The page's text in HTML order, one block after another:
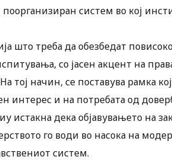
поорганизиран систем во кој
што треба да обезбедат
со јасен акцент на
тој начин, се поставува рамка
интерес и на потребата од
истакна дека објавувањето на
го води во насока на
систем.